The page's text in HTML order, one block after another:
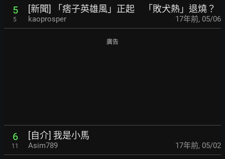
5
5
[新聞] 「痞子英雄風」正起 「敗犬熱」退燒？
kaoprosper 17年前, 05/06
廣告
6
11
[自介] 我是小馬
Asim789 17年前, 05/02